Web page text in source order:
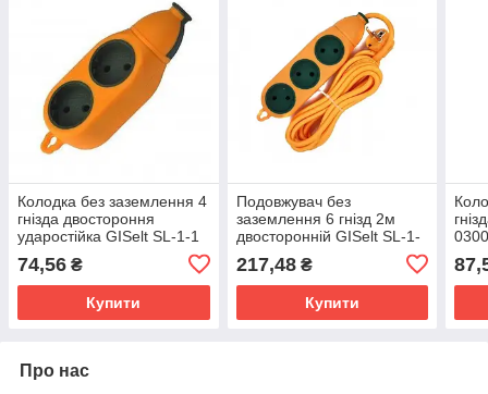
Колодка без заземлення 4
гнізда двостороння
ударостійка GISelt SL-1-1
74,56 ₴
Купити
Подовжувач без
заземлення 6 гнізд 2м
двосторонній GISelt SL-1-
217,48₴
Купити
Про нас